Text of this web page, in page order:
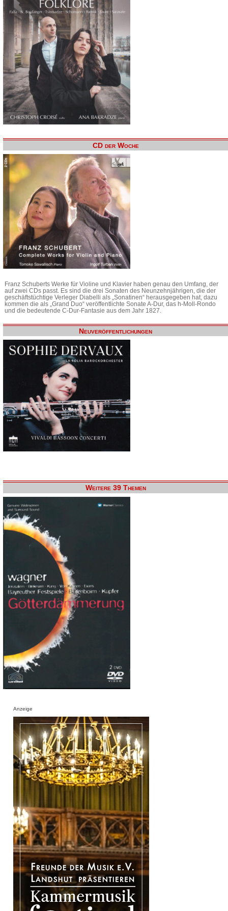
CD der Woche
Franz Schuberts Werke für Violine und Klavier haben genau den Umfang, der
auf zwei CDs passt. Es sind die drei Sonaten des Neunzehnjährigen, die der
geschäftstüchtige Verleger Diabelli als „Sonatinen“ herausgegeben hat, dazu
kommen die als „Grand Duo“ veröffentlichte Sonate A-Dur, das h-Moll-Rondo
und die bedeutende C-Dur-Fantasie aus dem Jahr 1827.
Neuveröffentlichungen
Weitere 39 Themen
Anzeige